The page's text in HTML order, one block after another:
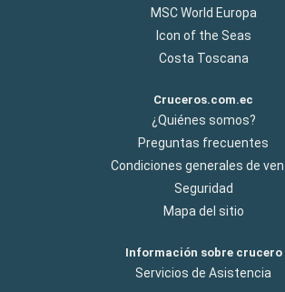
MSC World Europa
Icon of the Seas
Costa Toscana
Cruceros.com.ec
¿Quiénes somos?
Preguntas frecuentes
Condiciones generales de
Seguridad
Mapa del sitio
Información sobre crucero
Servicios de Asistencia